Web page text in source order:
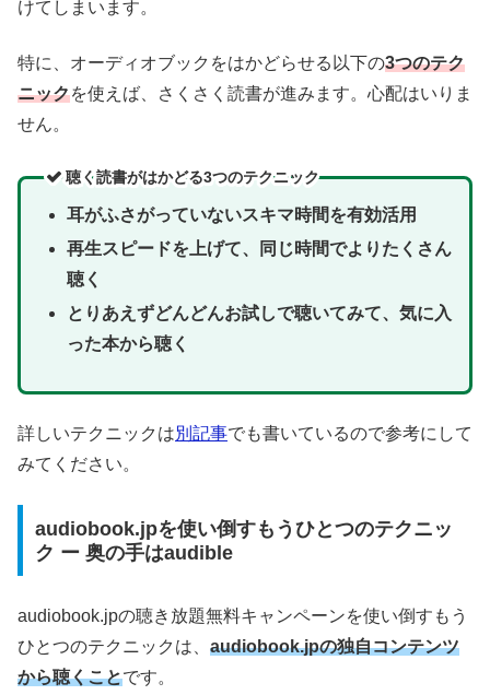
けてしまいます。
特に、オーディオブックをはかどらせる以下の3つのテク
ニックを使えば、さくさく読書が進みます。心配はいりま
せん。
聴く読書がはかどる3つのテクニック
耳がふさがっていないスキマ時間を有効活用
再生スピードを上げて、同じ時間でよりたくさん
聴く
とりあえずどんどんお試しで聴いてみて、気に入
った本から聴く
詳しいテクニックは別記事でも書いているので参考にして
みてください。
audiobook.jpを使い倒すもうひとつのテクニッ
ク ー 奥の手はaudible
audiobook.jpの聴き放題無料キャンペーンを使い倒すもう
ひとつのテクニックは、 audiobook.jpの独自コンテンツ
から聴くことです。